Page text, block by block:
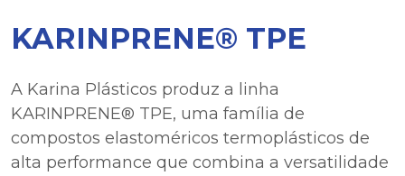
KARINPRENE® TPE
A Karina Plásticos produz a linha
KARINPRENE® TPE, uma família de
compostos elastoméricos termoplásticos de
alta performance que combina a versatilidade